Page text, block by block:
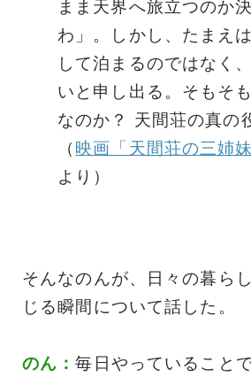
まま天界へ旅立つのか
わ」。しかし、たまえ
して泊まるのではなく
いと申し出る。そもそ
なのか？ 天間荘の真の
（ 映画「天間荘の三姉
より）
そんなのんが、日々の暮ら
じる瞬間について話した。
のん：毎日やっていること